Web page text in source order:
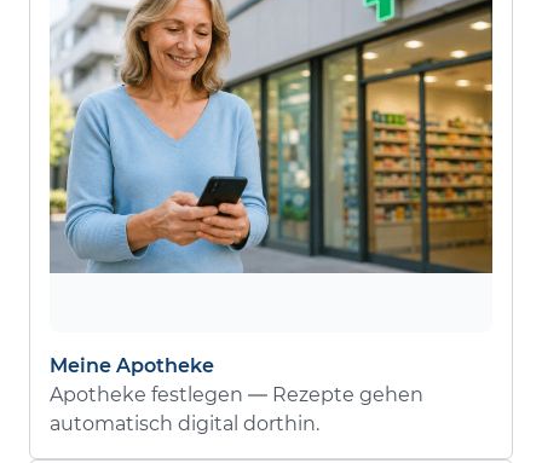
Meine Apotheke
Apotheke festlegen — Rezepte gehen
automatisch digital dorthin.